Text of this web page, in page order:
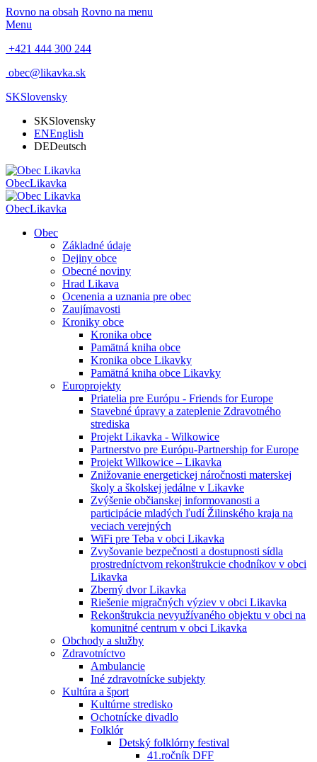
Rovno na obsah Rovno na menu
Menu
+421 444 300 244
obec@likavka.sk
SKSlovensky
SKSlovensky
ENEnglish
DEDeutsch
ObecLikavka
ObecLikavka
Obec
Základné údaje
Dejiny obce
Obecné noviny
Hrad Likava
Ocenenia a uznania pre obec
Zaujímavosti
Kroniky obce
Kronika obce
Pamätná kniha obce
Kronika obce Likavky
Pamätná kniha obce Likavky
Europrojekty
Priatelia pre Európu - Friends for Europe
Stavebné úpravy a zateplenie Zdravotného
strediska
Projekt Likavka - Wilkowice
Partnerstvo pre Európu-Partnership for Europe
Projekt Wilkowice – Likavka
Znižovanie energetickej náročnosti materskej
školy a školskej jedálne v Likavke
Zvýšenie občianskej informovanosti a
participácie mladých ľudí Žilinského kraja na
veciach verejných
WiFi pre Teba v obci Likavka
Zvyšovanie bezpečnosti a dostupnosti sídla
prostredníctvom rekonštrukcie chodníkov v obci
Likavka
Zberný dvor Likavka
Riešenie migračných výziev v obci Likavka
Rekonštrukcia nevyužívaného objektu v obci na
komunitné centrum v obci Likavka
Obchody a služby
Zdravotníctvo
Ambulancie
Iné zdravotnícke subjekty
Kultúra a šport
Kultúrne stredisko
Ochotnícke divadlo
Folklór
Detský folklórny festival
41.ročník DFF